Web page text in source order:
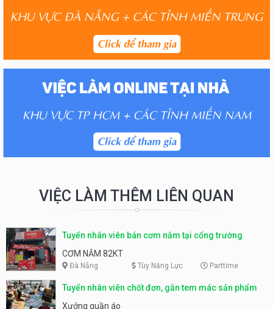
VIỆC LÀM THÊM LIÊN QUAN
Tuyển nhân viên bán cơm nắm tại cổng trường
CƠM NẮM 82KT
Đà Nẵng Tùy Năng Lực Parttime
Tuyển nhân viên chốt đơn, gắn tem mác sản phẩm
Xưởng quần áo